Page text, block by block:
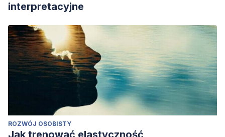
interpretacyjne
ROZWÓJ OSOBISTY
Jak trenować elastyczność